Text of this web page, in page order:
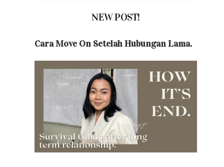
NEW POST!
Cara Move On Setelah Hubungan Lama.